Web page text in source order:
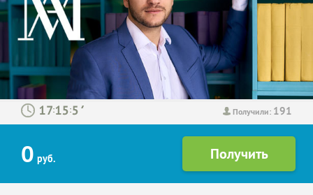
Получили: 191
: :
0 руб.